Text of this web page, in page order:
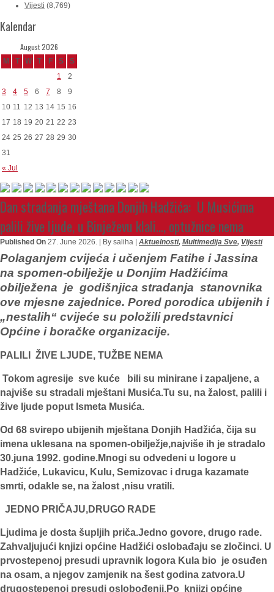
Vijesti (8,769)
Kalendar
August 2026
M T W T F S S
« Jul
1
2
3
4 5 6 7 8
9
10 11 12 13 14 15 16
17 18 19 20 21 22 23
24 25 26 27 28 29 30
31
Dan stradanja mještana Donjih Hadžića: U Musićima
palili žive ljude, u Binježevu klali…, optužnice nema
Published On 27. June 2026. | By saliha | Aktuelnosti, Multimedija Sve, Vijesti
Polaganjem cvijeća i učenjem Fatihe i Jassina
na spomen-obilježje u Donjim Hadžićima
obilježena je godišnjica stradanja stanovnika
ove mjesne zajednice. Pored porodica ubijenih i
„nestalih“ cvijeće su položili predstavnici
Općine i boračke organizacije.
PALILI ŽIVE LJUDE, TUŽBE NEMA
Tokom agresije sve kuće bili su minirane i zapaljene, a
najviše su stradali mještani Musića.Tu su, na žalost, palili i
žive ljude poput Ismeta Musića.
Od 68 svirepo ubijenih mještana Donjih Hadžića, čija su
imena uklesana na spomen-obilježje,najviše ih je stradalo
30.juna 1992. godine.Mnogi su odvedeni u logore u
Hadžiće, Lukavicu, Kulu, Semizovac i druga kazamate
smrti, odakle se, na žalost ,nisu vratili.
JEDNO PRIČAJU,DRUGO RADE
Ljudima je dosta šupljih priča.Jedno govore, drugo rade.
Zahvaljujući knjizi općine Hadžići oslobađaju se zločinci. U
prvostepenoj presudi upravnik logora Kula bio je osuđen
na osam, a njegov zamjenik na šest godina zatvora.U
drugostepenoj presudi oslobođenji.Po knjizi općine